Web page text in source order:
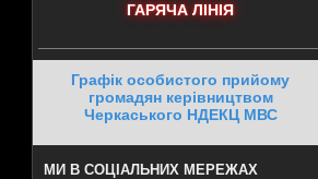
ГАРЯЧА ЛІНІЯ
Графік особистого прийому
громадян керівництвом
Черкаського НДЕКЦ МВС
МИ В СОЦІАЛЬНИХ МЕРЕЖАХ